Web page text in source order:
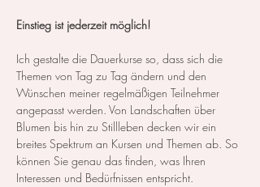
Einstieg ist jederzeit möglich!
Ich gestalte die Dauerkurse so, dass sich die
Themen von Tag zu Tag ändern und den
Wünschen meiner regelmäßigen Teilnehmer
angepasst werden. Von Landschaften über
Blumen bis hin zu Stillleben decken wir ein
breites Spektrum an Kursen und Themen ab. So
können Sie genau das finden, was Ihren
Interessen und Bedürfnissen entspricht.